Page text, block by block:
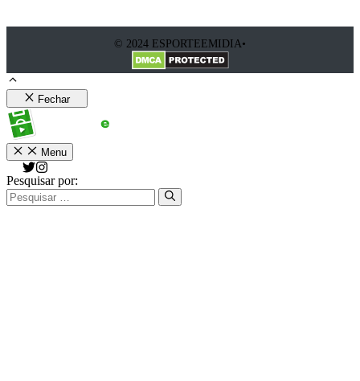
© 2024 ESPORTEEMIDIA•
Fechar
Menu
Pesquisar por: